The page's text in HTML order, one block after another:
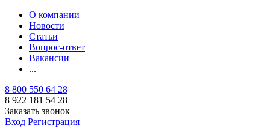
О компании
Новости
Статьи
Вопрос-ответ
Вакансии
...
8 800 550 64 28
8 922 181 54 28
Заказать звонок
Вход Регистрация